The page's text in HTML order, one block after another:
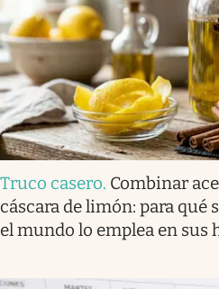
Truco casero. Combinar
cáscara de limón: para qué
el mundo lo emplea en sus